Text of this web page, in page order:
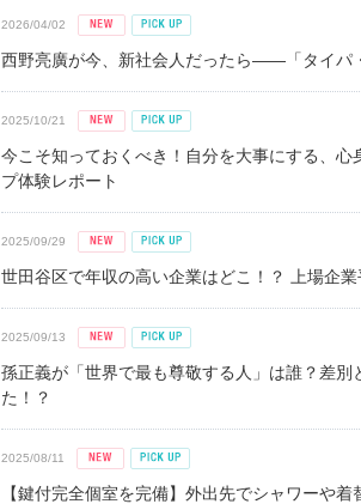
2026/04/02
西野亮廣が今、新社会人だったら――「タイパ
2025/10/21
今こそ知っておくべき！自分を大事にする、
プ体験レポート
2025/09/29
世田谷区で年収の高い企業はどこ！？ 上場企
2025/09/13
孫正義が「世界で最も尊敬する人」は誰？差
た！？
2025/08/11
【鍵付完全個室を完備】外出先でシャワーや